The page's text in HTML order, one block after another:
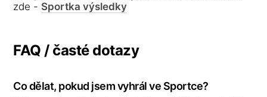
zde - Sportka výsledky
FAQ / časté dotazy
Co dělat, pokud jsem vyhrál ve Sportce?